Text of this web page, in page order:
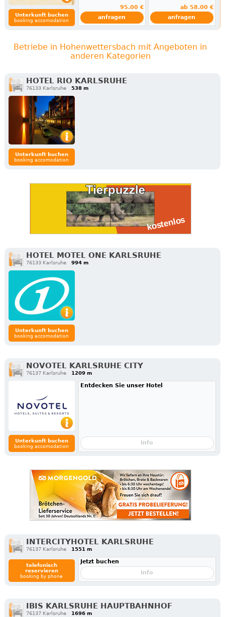
Unterkunft buchen
booking accomodation
95.00 €
anfragen
ab 58.00 €
anfragen
Betriebe in Hohenwettersbach mit Angeboten in
anderen Kategorien
HOTEL RIO KARLSRUHE
76133 Karlsruhe 538 m
Unterkunft buchen
booking accomodation
HOTEL MOTEL ONE KARLSRUHE
76133 Karlsruhe 994 m
Unterkunft buchen
booking accomodation
NOVOTEL KARLSRUHE CITY
76137 Karlsruhe 1209 m
Unterkunft buchen
booking accomodation
Entdecken Sie unser Hotel
Info
INTERCITYHOTEL KARLSRUHE
76137 Karlsruhe 1551 m
telefonisch
reservieren
booking by phone
Jetzt buchen
Info
IBIS KARLSRUHE HAUPTBAHNHOF
76137 Karlsruhe 1696 m